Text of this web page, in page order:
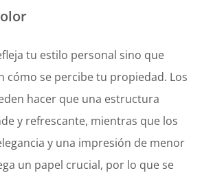
tu estilo personal sino que
cómo se percibe tu propiedad. Los
hacer que una estructura
y refrescante, mientras que los
y una impresión de menor
un papel crucial, por lo que se